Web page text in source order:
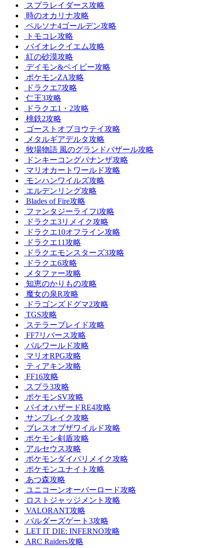
スプラレイダース攻略
時のオカリナ攻略
ペルソナ4ゴールデン攻略
トモコレ攻略
バイオレクイエム攻略
紅の砂漠攻略
デイモン&ベイビー攻略
ポケモンZA攻略
ドラクエ7攻略
仁王3攻略
ドラクエ1・2攻略
桃鉄2攻略
ゴーストオブヨウテイ攻略
メタルギアデルタ攻略
牧場物語 風のグランドバザール攻略
ドンキーコングバナンザ攻略
マリオカートワールド攻略
モンハンワイルズ攻略
エルデンリング攻略
Blades of Fire攻略
ファンタジーライフi攻略
ドラクエ3リメイク攻略
ドラクエ10オフライン攻略
ドラクエ11攻略
ドラクエモンスターズ3攻略
ドラクエ6攻略
メタファー攻略
知恵のかりもの攻略
魔女の泉R攻略
ドラゴンズドグマ2攻略
TGS攻略
ステラーブレイド攻略
FF7リバース攻略
パルワールド攻略
マリオRPG攻略
ティアキン攻略
FF16攻略
スプラ3攻略
ポケモンSV攻略
バイオハザードRE4攻略
サンブレイク攻略
ブレスオブザワイルド攻略
ポケモン剣盾攻略
アルセウス攻略
ポケモンダイパリメイク攻略
ポケモンユナイト攻略
あつ森攻略
ユニコーンオーバーロード攻略
ロストジャッジメント攻略
VALORANT攻略
バルダーズゲート3攻略
LET IT DIE: INFERNO攻略
ARC Raiders攻略